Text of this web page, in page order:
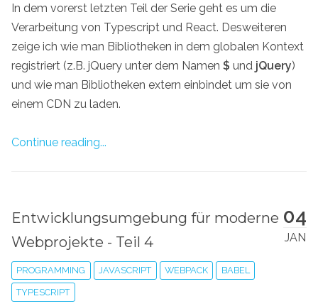
In dem vorerst letzten Teil der Serie geht es um die
Verarbeitung von Typescript und React. Desweiteren
zeige ich wie man Bibliotheken in dem globalen Kontext
registriert (z.B. jQuery unter dem Namen $ und jQuery)
und wie man Bibliotheken extern einbindet um sie von
einem CDN zu laden.
Continue reading...
04
JAN
Entwicklungsumgebung für moderne
Webprojekte - Teil 4
PROGRAMMING JAVASCRIPT WEBPACK BABEL
TYPESCRIPT